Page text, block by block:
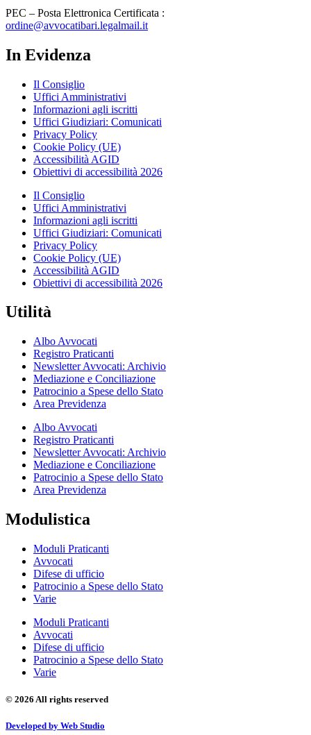
PEC – Posta Elettronica Certificata :
ordine@avvocatibari.legalmail.it
In Evidenza
Il Consiglio
Uffici Amministrativi
Informazioni agli iscritti
Uffici Giudiziari: Comunicati
Privacy Policy
Cookie Policy (UE)
Accessibilità AGID
Obiettivi di accessibilità 2026
Il Consiglio
Uffici Amministrativi
Informazioni agli iscritti
Uffici Giudiziari: Comunicati
Privacy Policy
Cookie Policy (UE)
Accessibilità AGID
Obiettivi di accessibilità 2026
Utilità
Albo Avvocati
Registro Praticanti
Newsletter Avvocati: Archivio
Mediazione e Conciliazione
Patrocinio a Spese dello Stato
Area Previdenza
Albo Avvocati
Registro Praticanti
Newsletter Avvocati: Archivio
Mediazione e Conciliazione
Patrocinio a Spese dello Stato
Area Previdenza
Modulistica
Moduli Praticanti
Avvocati
Difese di ufficio
Patrocinio a Spese dello Stato
Varie
Moduli Praticanti
Avvocati
Difese di ufficio
Patrocinio a Spese dello Stato
Varie
© 2026 All rights reserved
Developed by Web Studio